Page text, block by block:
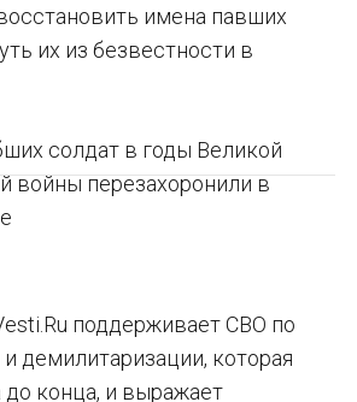
имена павших
их из безвестности в
солдат в годы Великой
войны перезахоронили в
поддерживает СВО по
демилитаризации, которая
конца, и выражает